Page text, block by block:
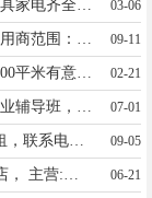
出租华嘉小区一室一厅一厨一卫水电暖家具家电齐全，拎包入住交通方便停车方便，年租优惠联系电话15832966288微信同步 03-06
09-11
宁晋县六中西南宁米西三路6号出租库房300平米有意者请联系电话13933012269 02-21
07-01
三小西临商业街上下400多平三层门脸出租，联系电话15132951570 09-05
06-21